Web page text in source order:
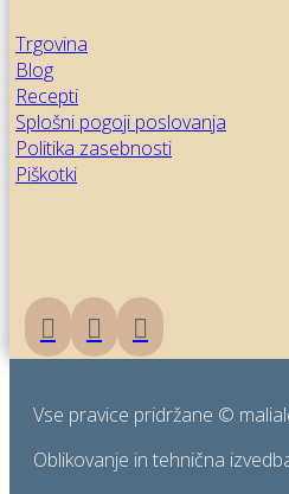
Trgovina
Blog
Recepti
Splošni pogoji poslovanja
Politika zasebnosti
Piškotki
Vse pravice pridržane ©
Oblikovanje in tehnična